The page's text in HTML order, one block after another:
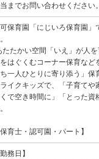
までお問い合わせください。
保育園「にじいろ保育園」
たたかい空間「いえ」が人
はぐくむコーナー保育など
一人ひとりに寄り添う」保
イクキッズで、「子育てや
で空き時間に」「とった資
保育士・認可園・パート】
勤務日】